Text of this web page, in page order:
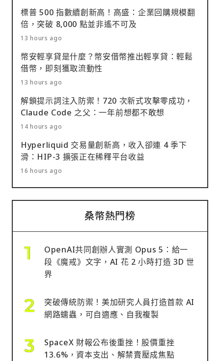
標普 500 指數續創新高！高盛：企業回購規模翻
倍，突破 8,000 點並非遙不可及
13 hours ago
幣安輕享貸是什麼？幣安借幣推出輕享貸：輕鬆
借幣，即刻獲取流動性
13 hours ago
解鎖提示詞注入防禦！720 次新式攻擊零成功，
Claude Code 之父：一年前想都不敢想
14 hours ago
Hyperliquid 交易量創新高，收入卻連 4 季下
滑：HIP-3 擴張正在稀釋平台收益
16 hours ago
桑幣熱門榜
OpenAI共同創辦人實測 Opus 5：給一
段《魔戒》文字，AI 花 2 小時打造 3D 世
界
突破傳統防禦！美加研究人員打造首款 AI
網路蠕蟲，可自適應、自我複製
SpaceX 財報公布後重挫！股價重挫
13.6%，資本支出、解禁賣壓成焦點